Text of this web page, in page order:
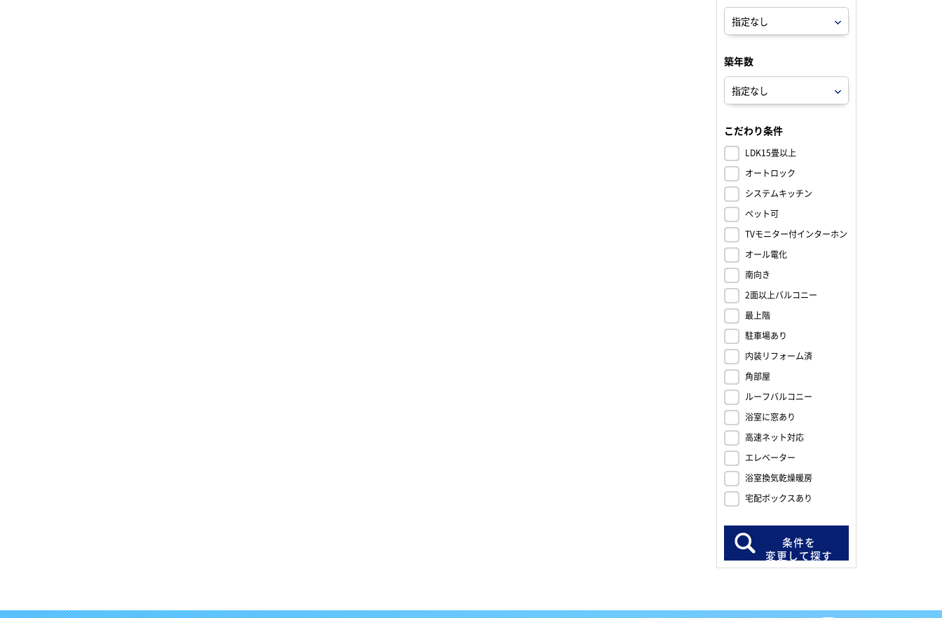
築年数
こだわり条件
LDK15畳以上
オートロック
システムキッチン
ペット可
TVモニター付インターホン
オール電化
南向き
2面以上バルコニー
最上階
駐車場あり
内装リフォーム済
角部屋
ルーフバルコニー
浴室に窓あり
高速ネット対応
エレベーター
浴室換気乾燥暖房
宅配ボックスあり
条件を
変更して探す